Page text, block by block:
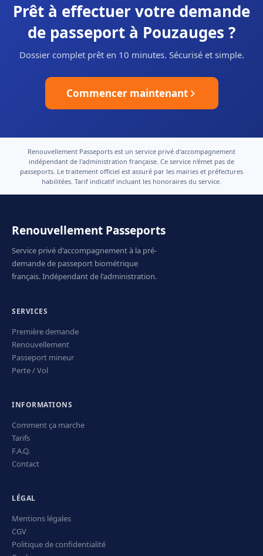
Prêt à effectuer votre demande
de passeport à Pouzauges ?
Dossier complet prêt en 10 minutes. Sécurisé et simple.
Commencer maintenant
Renouvellement Passeports est un service privé d'accompagnement
indépendant de l'administration française. Ce service n'émet pas de
passeports. Le traitement officiel est assuré par les mairies et préfectures
habilitées. Tarif indicatif incluant les honoraires du service.
Renouvellement Passeports
Service privé d'accompagnement à la pré-
demande de passeport biométrique
français. Indépendant de l'administration.
SERVICES
Première demande
Renouvellement
Passeport mineur
Perte / Vol
INFORMATIONS
Comment ça marche
Tarifs
F.A.Q.
Contact
LÉGAL
Mentions légales
CGV
Politique de confidentialité